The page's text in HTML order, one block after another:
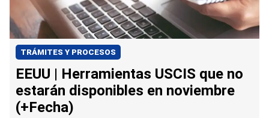
TRÁMITES Y PROCESOS
EEUU | Herramientas USCIS que no
estarán disponibles en noviembre
(+Fecha)